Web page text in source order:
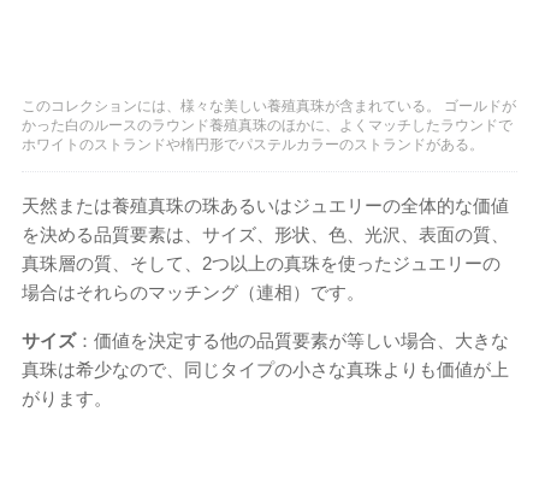
このコレクションには、様々な美しい養殖真珠が含まれている。 ゴールドが
かった白のルースのラウンド養殖真珠のほかに、よくマッチしたラウンドで
ホワイトのストランドや楕円形でパステルカラーのストランドがある。
天然または養殖真珠の珠あるいはジュエリーの全体的な価値
を決める品質要素は、サイズ​​、形状、色、光沢、表面の質、
真珠層の質、そして、2つ以上の真珠を使ったジュエリーの
場合はそれらのマッチング（連相）です。
サイズ：価値を決定する他の品質要素が等しい場合、大きな
真珠は希少なので、同じタイプの小さな真珠よりも価値が上
がります。